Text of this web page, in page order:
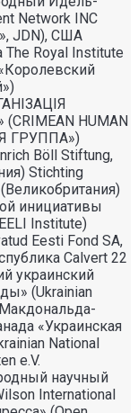
Network INC
JDN), США
Royal Institute
HUMAN
ГРУППА»)
Böll Stiftung,
Stichting
инициативы
Institute)
Eesti Fond SA,
Calvert 22
украинский
(Ukrainian
«Украинская
National
e.V.
научный
International